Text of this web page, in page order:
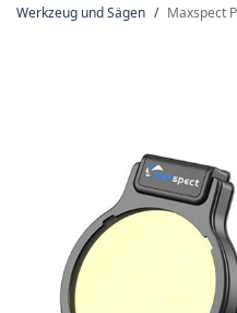
Werkzeug und Sägen / Maxspect